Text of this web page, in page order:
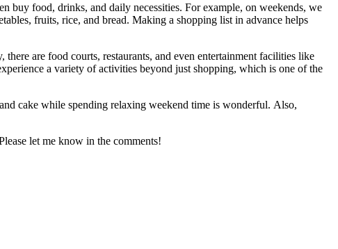
buy food, drinks, and daily necessities. For example, on weekends, we
fruits, rice, and bread. Making a shopping list in advance helps
are food courts, restaurants, and even entertainment facilities like
a variety of activities beyond just shopping, which is one of the
cake while spending relaxing weekend time is wonderful. Also,
let me know in the comments!